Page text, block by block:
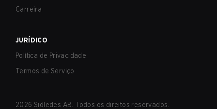
Carreira
JURÍDICO
Política de Privacidade
Termos de Serviço
2026 Sidledes AB. Todos os direitos reservados.